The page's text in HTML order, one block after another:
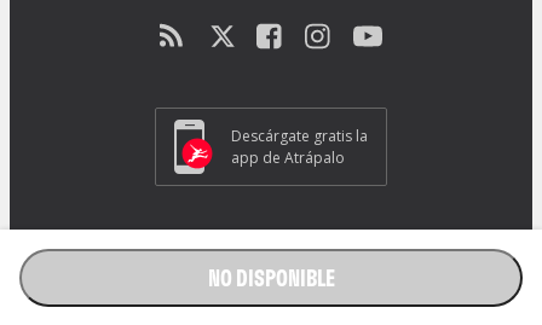
NO DISPONIBLE
Descárgate gratis la
app de Atrápalo